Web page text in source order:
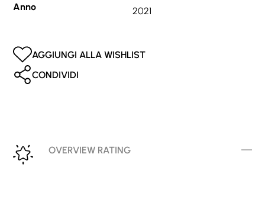
Anno
2021
AGGIUNGI ALLA WISHLIST
CONDIVIDI
OVERVIEW RATING